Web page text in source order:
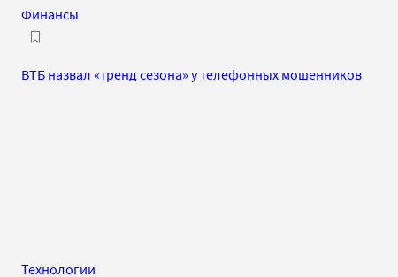
Финансы
ВТБ назвал «тренд сезона» у телефонных мошенников
Технологии